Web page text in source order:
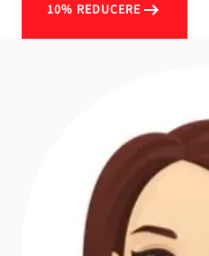
10% REDUCERE